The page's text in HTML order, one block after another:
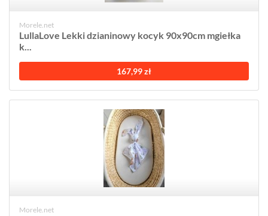
Morele.net
LullaLove Lekki dzianinowy kocyk 90x90cm mgiełka
k...
167,99 zł
Morele.net